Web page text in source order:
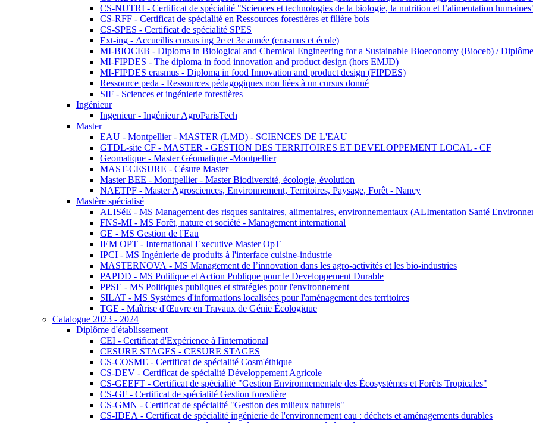
CS-NUTRI - Certificat de spécialité "Sciences et technologies de la biologie, la nutrition et l’alimentation
CS-RFF - Certificat de spécialité en Ressources forestières et filière bois
CS-SPES - Certificat de spécialité SPES
Ext-ing - Accueillis cursus ing 2e et 3e année (erasmus et école)
MI-BIOCEB - Diploma in Biological and Chemical Engineering for a Sustainable Bioeconomy (Bioceb) /
MI-FIPDES - The diploma in food innovation and product design (hors EMJD)
MI-FIPDES erasmus - Diploma in food Innovation and product design (FIPDES)
Ressource peda - Ressources pédagogiques non liées à un cursus donné
SIF - Sciences et ingénierie forestières
Ingénieur
Ingenieur - Ingénieur AgroParisTech
Master
EAU - Montpellier - MASTER (LMD) - SCIENCES DE L'EAU
GTDL-site CF - MASTER - GESTION DES TERRITOIRES ET DEVELOPPEMENT LOCAL - CF
Geomatique - Master Géomatique -Montpellier
MAST-CESURE - Césure Master
Master BEE - Montpellier - Master Biodiversité, écologie, évolution
NAETPF - Master Agrosciences, Environnement, Territoires, Paysage, Forêt - Nancy
Mastère spécialisé
ALISéE - MS Management des risques sanitaires, alimentaires, environnementaux (ALImentation Santé
FNS-MI - MS Forêt, nature et société - Management international
GE - MS Gestion de l'Eau
IEM OPT - International Executive Master OpT
IPCI - MS Ingénierie de produits à l'interface cuisine-industrie
MASTERNOVA - MS Management de l’innovation dans les agro-activités et les bio-industries
PAPDD - MS Politique et Action Publique pour le Developpement Durable
PPSE - MS Politiques publiques et stratégies pour l'environnement
SILAT - MS Systèmes d'informations localisées pour l'aménagement des territoires
TGE - Maîtrise d'Œuvre en Travaux de Génie Écologique
Catalogue 2023 - 2024
Diplôme d'établissement
CEI - Certificat d'Expérience à l'international
CESURE STAGES - CESURE STAGES
CS-COSME - Certificat de spécialité Cosm'éthique
CS-DEV - Certificat de spécialité Développement Agricole
CS-GEEFT - Certificat de spécialité "Gestion Environnementale des Écosystèmes et Forêts Tropicales"
CS-GF - Certificat de spécialité Gestion forestière
CS-GMN - Certificat de spécialité "Gestion des milieux naturels"
CS-IDEA - Certificat de spécialité ingénierie de l'environnement eau : déchets et aménagements durables